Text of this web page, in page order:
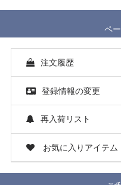
ペ
注文履歴
登録情報の変更
再入荷リスト
お気に入りアイテム